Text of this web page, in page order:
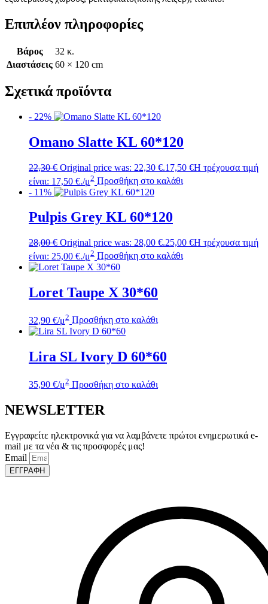
Επιπλέον πληροφορίες
Βάρος
32 κ.
Διαστάσεις 60 × 120 cm
Σχετικά προϊόντα
- 22%
Omano Slatte KL 60*120
22,30€ Original price was: 22,30 €.17,50 €Η τρέχουσα τιμή
είναι: 17,50 €./μ2 Προσθήκη στο καλάθι
- 11%
Pulpis Grey KL 60*120
28,00€ Original price was: 28,00 €.25,00 €Η τρέχουσα τιμή
είναι: 25,00 €./μ2 Προσθήκη στο καλάθι
Loret Taupe Χ 30*60
32,90 €/μ2 Προσθήκη στο καλάθι
Lira SL Ivory D 60*60
35,90 €/μ2 Προσθήκη στο καλάθι
NEWSLETTER
Εγγραφείτε ηλεκτρονικά για να λαμβάνετε πρώτοι ενημερωτικά e-
mail με τα νέα & τις προσφορές μας!
Email
ΕΓΓΡΑΦΗ